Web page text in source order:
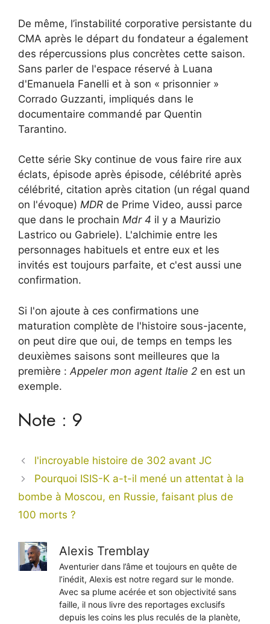
De même, l’instabilité corporative persistante du
CMA après le départ du fondateur a également
des répercussions plus concrètes cette saison.
Sans parler de l'espace réservé à Luana
d'Emanuela Fanelli et à son « prisonnier »
Corrado Guzzanti, impliqués dans le
documentaire commandé par Quentin
Tarantino.
Cette série Sky continue de vous faire rire aux
éclats, épisode après épisode, célébrité après
célébrité, citation après citation (un régal quand
on l'évoque) MDR de Prime Video, aussi parce
que dans le prochain Mdr 4 il y a Maurizio
Lastrico ou Gabriele). L'alchimie entre les
personnages habituels et entre eux et les
invités est toujours parfaite, et c'est aussi une
confirmation.
Si l'on ajoute à ces confirmations une
maturation complète de l'histoire sous-jacente,
on peut dire que oui, de temps en temps les
deuxièmes saisons sont meilleures que la
première : Appeler mon agent Italie 2 en est un
exemple.
Note : 9
l'incroyable histoire de 302 avant JC
Pourquoi ISIS-K a-t-il mené un attentat à la
bombe à Moscou, en Russie, faisant plus de
100 morts ?
Alexis Tremblay
Aventurier dans l’âme et toujours en quête de
l’inédit, Alexis est notre regard sur le monde.
Avec sa plume acérée et son objectivité sans
faille, il nous livre des reportages exclusifs
depuis les coins les plus reculés de la planète,